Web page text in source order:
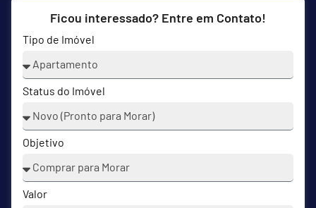
Ficou interessado? Entre em Contato!
Tipo de Imóvel
Status do Imóvel
Objetivo
Valor